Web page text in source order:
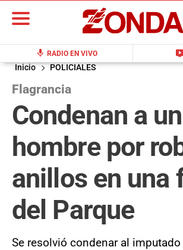
mic RADIO EN VIVO
Inicio POLICIALES
Flagrancia
Condenan a un
hombre por
anillos en una
del Parque
Se resolvió condenar al